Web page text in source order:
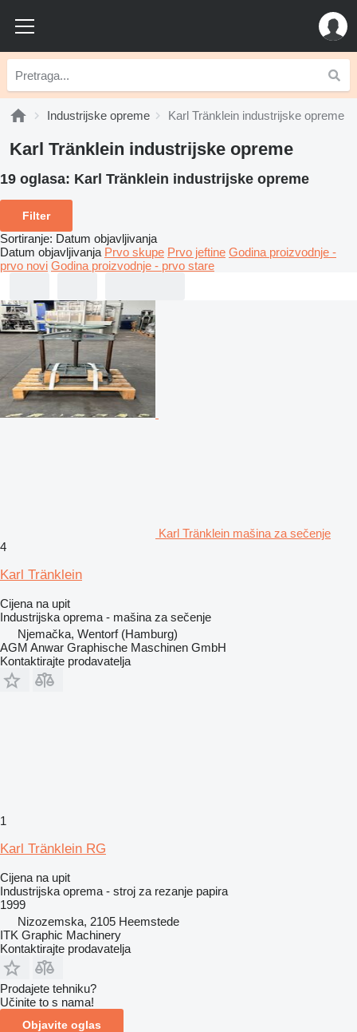
Industrijske opreme Karl Tränklein industrijske opreme
Karl Tränklein industrijske opreme
19 oglasa: Karl Tränklein industrijske opreme
Filter
Sortiranje: Datum objavljivanja
Datum objavljivanja Prvo skupe Prvo jeftine Godina proizvodnje -
prvo novi Godina proizvodnje - prvo stare
Karl Tränklein mašina za sečenje
4
Karl Tränklein
Cijena na upit
Industrijska oprema - mašina za sečenje
Njemačka, Wentorf (Hamburg)
AGM Anwar Graphische Maschinen GmbH
Kontaktirajte prodavatelja
1
Karl Tränklein RG
Cijena na upit
Industrijska oprema - stroj za rezanje papira
1999
Nizozemska, 2105 Heemstede
ITK Graphic Machinery
Kontaktirajte prodavatelja
Prodajete tehniku?
Učinite to s nama!
Objavite oglas